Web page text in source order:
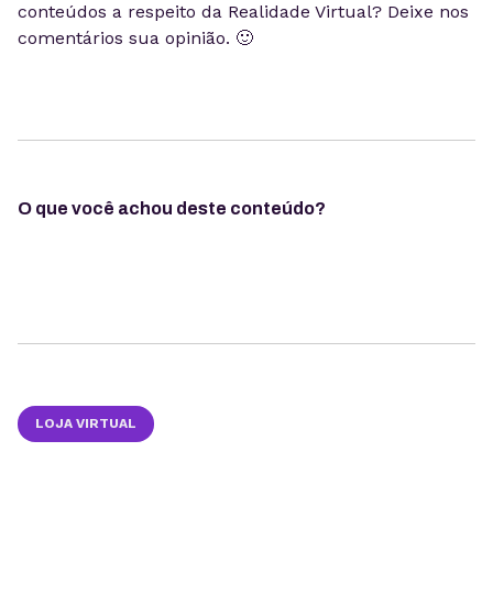
conteúdos a respeito da Realidade Virtual? Deixe nos
comentários sua opinião. 🙂
O que você achou deste conteúdo?
LOJA VIRTUAL